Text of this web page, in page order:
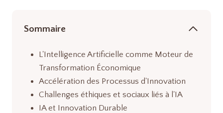
Sommaire
L'Intelligence Artificielle comme Moteur de
Transformation Économique
Accélération des Processus d'Innovation
Challenges éthiques et sociaux liés à l'IA
IA et Innovation Durable